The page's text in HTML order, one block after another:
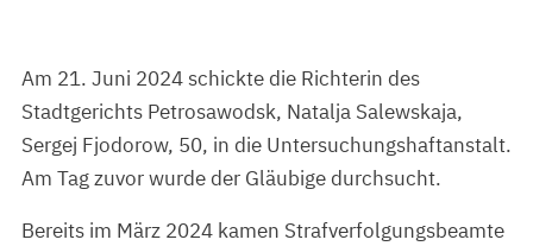
Am 21. Juni 2024 schickte die Richterin des
Stadtgerichts Petrosawodsk, Natalja Salewskaja,
Sergej Fjodorow, 50, in die Untersuchungshaftanstalt.
Am Tag zuvor wurde der Gläubige durchsucht.
Bereits im März 2024 kamen Strafverfolgungsbeamte